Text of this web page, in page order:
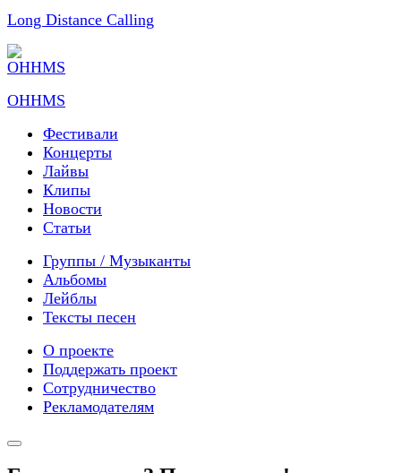
Long Distance Calling
OHHMS
Фестивали
Концерты
Лайвы
Клипы
Новости
Статьи
Группы / Музыканты
Альбомы
Лейблы
Тексты песен
О проекте
Поддержать проект
Сотрудничество
Рекламодателям